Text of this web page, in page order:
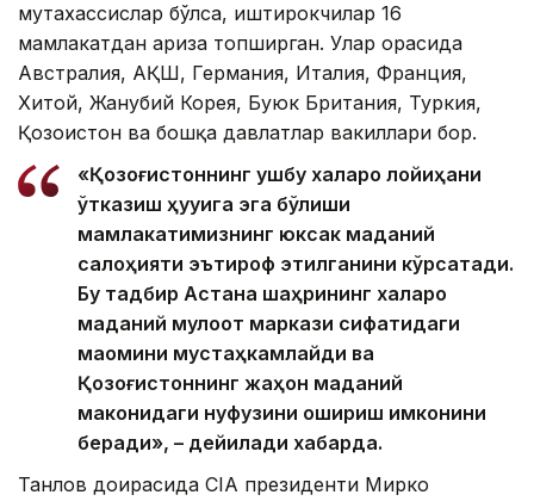
мутахассислар бўлса, иштирокчилар 16
мамлакатдан ариза топширган. Улар орасида
Австралия, АҚШ, Германия, Италия, Франция,
Хитой, Жанубий Корея, Буюк Британия, Туркия,
Қозоғистон ва бошқа давлатлар вакиллари бор.
«Қозоғистоннинг ушбу халқаро лойиҳани
ўтказиш ҳуқуқига эга бўлиши
мамлакатимизнинг юксак маданий
салоҳияти эътироф этилганини кўрсатади.
Бу тадбир Астана шаҳрининг халқаро
маданий мулоқот маркази сифатидаги
мақомини мустаҳкамлайди ва
Қозоғистоннинг жаҳон маданий
маконидаги нуфузини ошириш имконини
беради», – дейилади хабарда.
Танлов доирасида CIA президенти Мирко